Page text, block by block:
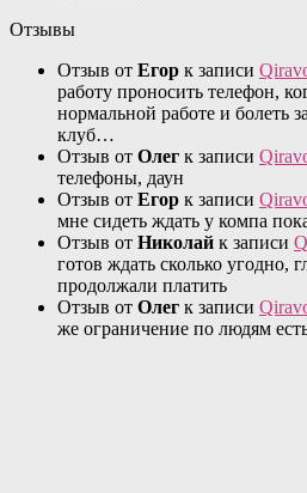
Отзывы
Отзыв от Егор к записи
работу проносить телефон,
нормальной работе и болеть
клуб…
Отзыв от Олег к записи
телефоны, даун
Отзыв от Егор к записи
мне сидеть ждать у компа
Отзыв от Николай к записи
готов ждать сколько угодно,
продолжали платить
Отзыв от Олег к записи
же ограничение по людям